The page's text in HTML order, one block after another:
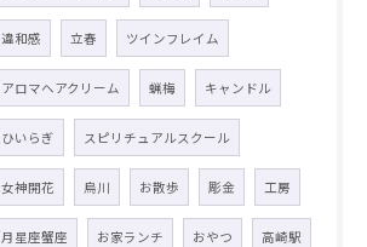
違和感 立春 ツインフレイム
アロマヘアクリーム 蝋梅 キャンドル
ひいらぎ スピリチュアルスクール
女神開花 烏川 お散歩 彫金 工房
月星座蟹座 お家ランチ おやつ 高崎駅